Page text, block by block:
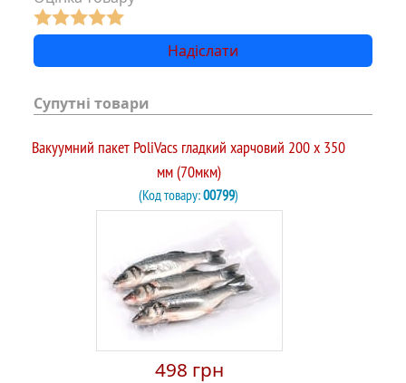
Супутні товари
Вакуумний пакет PoliVacs гладкий харчовий 200 х 350
мм (70мкм)
(Код товару:00799)
498 грн